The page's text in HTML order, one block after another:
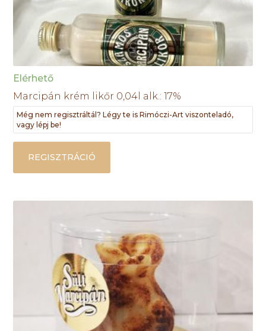
Elérhető
Marcipán krém likőr 0,04l alk.: 17%
Még nem regisztráltál? Légy te is Rimóczi-Art viszonteladó,
vagy lépj be!
REGISZTRÁCIÓ